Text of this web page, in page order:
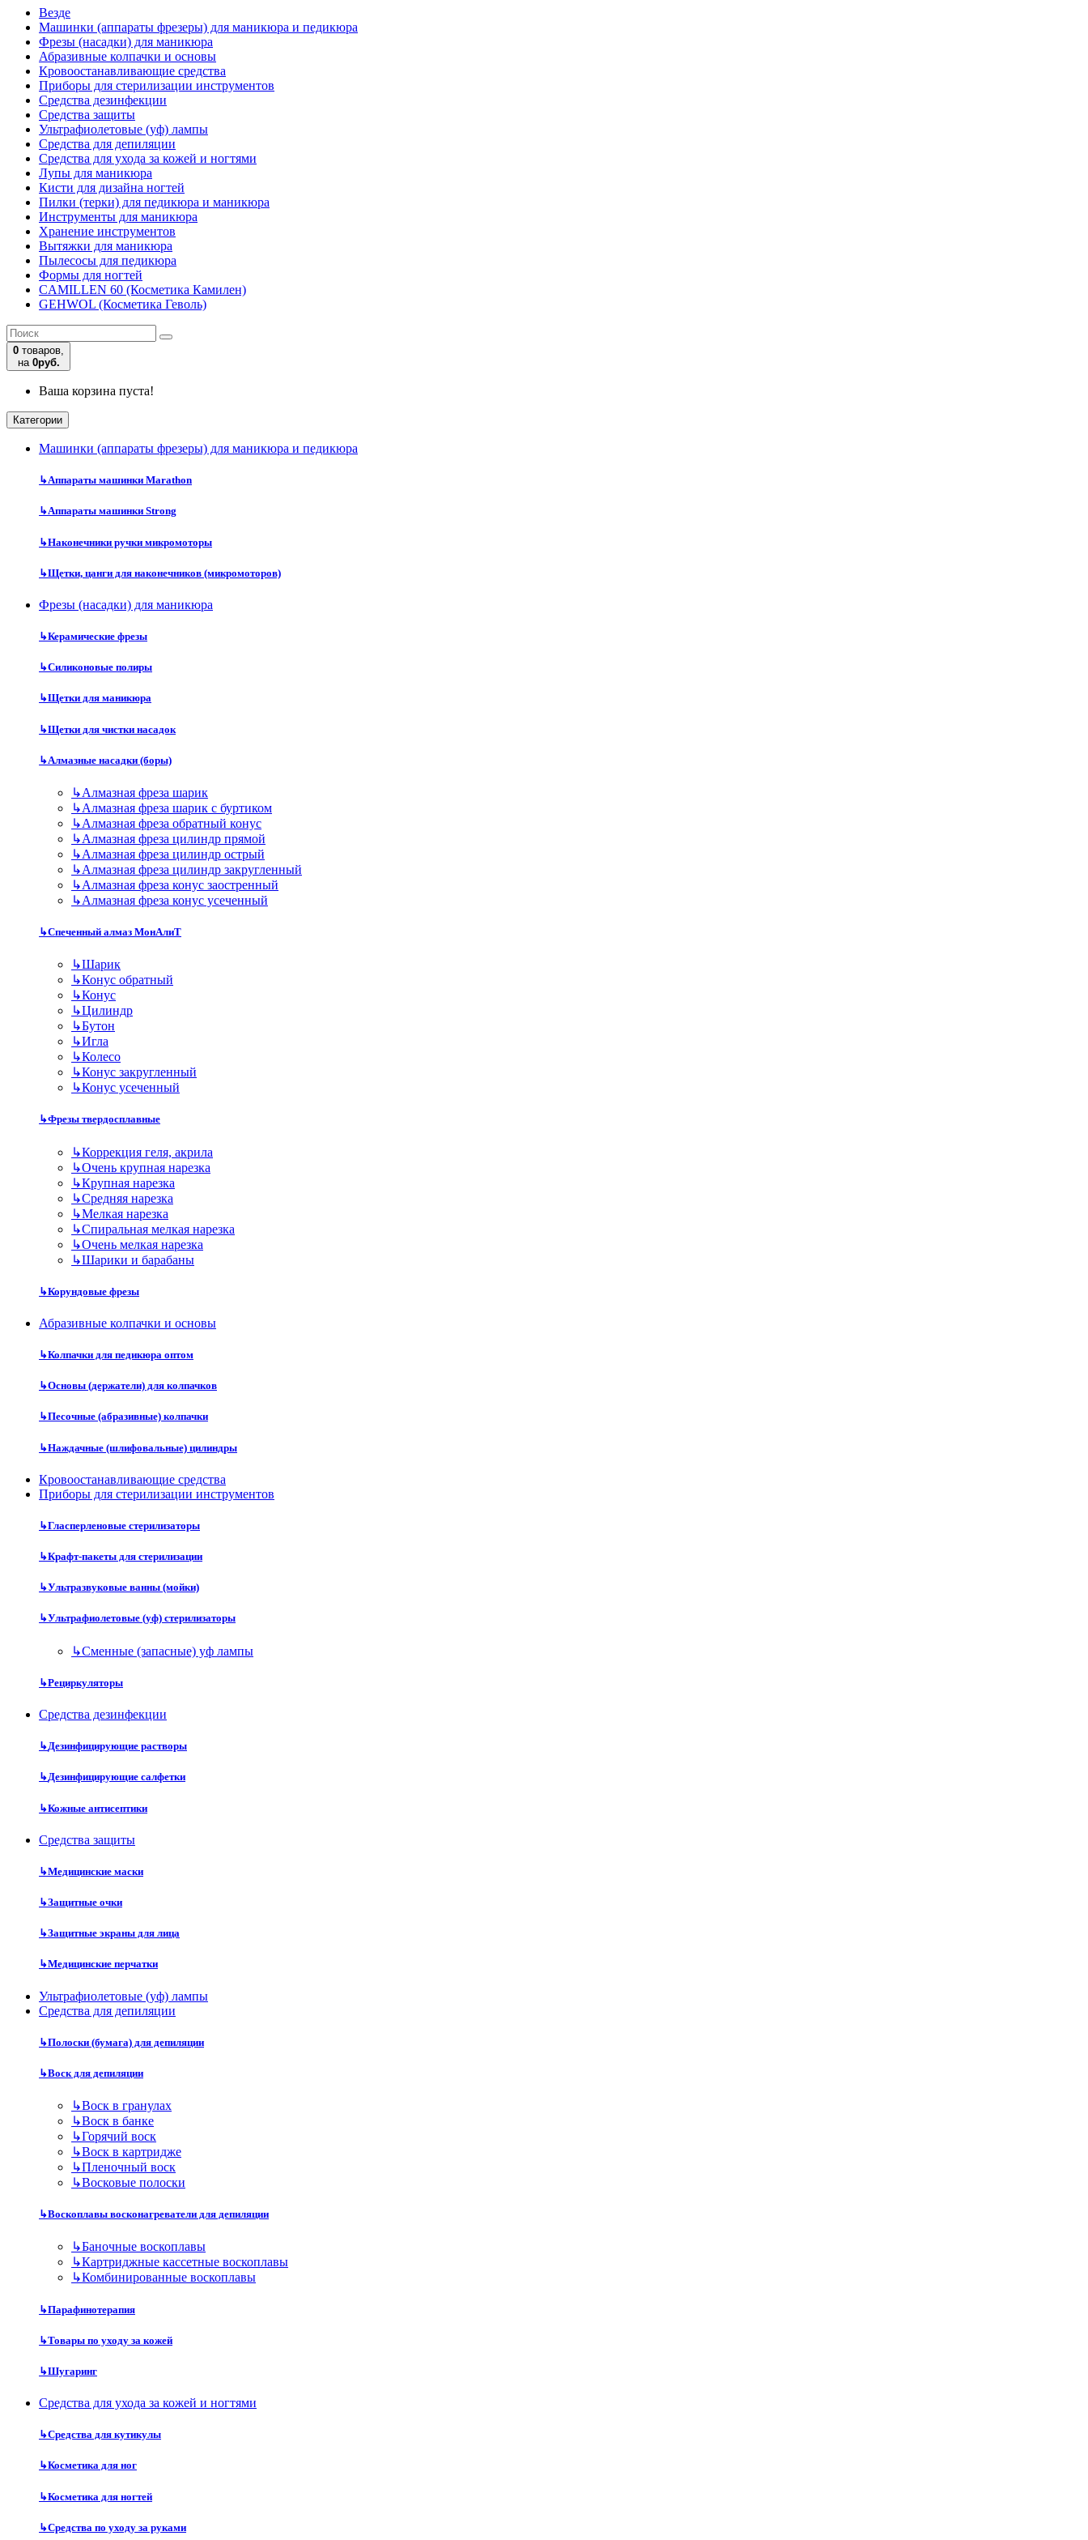
Везде
Машинки (аппараты фрезеры) для маникюра и педикюра
Фрезы (насадки) для маникюра
Абразивные колпачки и основы
Кровоостанавливающие средства
Приборы для стерилизации инструментов
Средства дезинфекции
Средства защиты
Ультрафиолетовые (уф) лампы
Средства для депиляции
Средства для ухода за кожей и ногтями
Лупы для маникюра
Кисти для дизайна ногтей
Пилки (терки) для педикюра и маникюра
Инструменты для маникюра
Хранение инструментов
Вытяжки для маникюра
Пылесосы для педикюра
Формы для ногтей
CAMILLEN 60 (Косметика Камилен)
GEHWOL (Косметика Геволь)
0 товаров,
на 0руб.
Ваша корзина пуста!
Категории
Машинки (аппараты фрезеры) для маникюра и педикюра
↳Аппараты машинки Marathon
↳Аппараты машинки Strong
↳Наконечники ручки микромоторы
↳Щетки, цанги для наконечников (микромоторов)
Фрезы (насадки) для маникюра
↳Керамические фрезы
↳Силиконовые полиры
↳Щетки для маникюра
↳Щетки для чистки насадок
↳Алмазные насадки (боры)
↳Алмазная фреза шарик
↳Алмазная фреза шарик с буртиком
↳Алмазная фреза обратный конус
↳Алмазная фреза цилиндр прямой
↳Алмазная фреза цилиндр острый
↳Алмазная фреза цилиндр закругленный
↳Алмазная фреза конус заостренный
↳Алмазная фреза конус усеченный
↳Спеченный алмаз МонАлиТ
↳Шарик
↳Конус обратный
↳Конус
↳Цилиндр
↳Бутон
↳Игла
↳Колесо
↳Конус закругленный
↳Конус усеченный
↳Фрезы твердосплавные
↳Коррекция геля, акрила
↳Очень крупная нарезка
↳Крупная нарезка
↳Средняя нарезка
↳Мелкая нарезка
↳Спиральная мелкая нарезка
↳Очень мелкая нарезка
↳Шарики и барабаны
↳Корундовые фрезы
Абразивные колпачки и основы
↳Колпачки для педикюра оптом
↳Основы (держатели) для колпачков
↳Песочные (абразивные) колпачки
↳Наждачные (шлифовальные) цилиндры
Кровоостанавливающие средства
Приборы для стерилизации инструментов
↳Гласперленовые стерилизаторы
↳Крафт-пакеты для стерилизации
↳Ультразвуковые ванны (мойки)
↳Ультрафиолетовые (уф) стерилизаторы
↳Сменные (запасные) уф лампы
↳Рециркуляторы
Средства дезинфекции
↳Дезинфицирующие растворы
↳Дезинфицирующие салфетки
↳Кожные антисептики
Средства защиты
↳Медицинские маски
↳Защитные очки
↳Защитные экраны для лица
↳Медицинские перчатки
Ультрафиолетовые (уф) лампы
Средства для депиляции
↳Полоски (бумага) для депиляции
↳Воск для депиляции
↳Воск в гранулах
↳Воск в банке
↳Горячий воск
↳Воск в картридже
↳Пленочный воск
↳Восковые полоски
↳Воскоплавы восконагреватели для депиляции
↳Баночные воскоплавы
↳Картриджные кассетные воскоплавы
↳Комбинированные воскоплавы
↳Парафинотерапия
↳Товары по уходу за кожей
↳Шугаринг
Средства для ухода за кожей и ногтями
↳Средства для кутикулы
↳Косметика для ног
↳Косметика для ногтей
↳Средства по уходу за руками